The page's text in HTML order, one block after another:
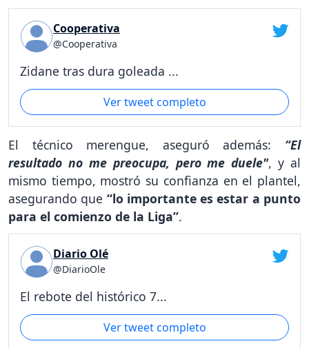
Cooperativa
@Cooperativa
Zidane tras dura goleada ...
Ver tweet completo
El técnico merengue, aseguró además: “El
resultado no me preocupa, pero me duele", y al
mismo tiempo, mostró su confianza en el plantel,
asegurando que “lo importante es estar a punto
para el comienzo de la Liga”.
Diario Olé
@DiarioOle
El rebote del histórico 7...
Ver tweet completo